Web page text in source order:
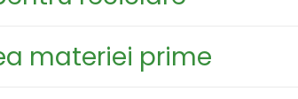
materiei prime